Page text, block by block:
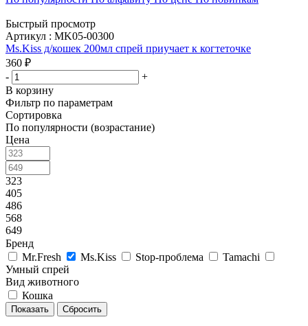
Быстрый просмотр
Артикул : MK05-00300
Ms.Kiss д/кошек 200мл спрей приучает к когтеточке
360 ₽
-
+
В корзину
Фильтр по параметрам
Сортировка
По популярности (возрастание)
Цена
323
405
486
568
649
Бренд
Mr.Fresh
Ms.Kiss Stop-проблема
Tamachi
Умный спрей
Вид животного
Кошка
Сбросить